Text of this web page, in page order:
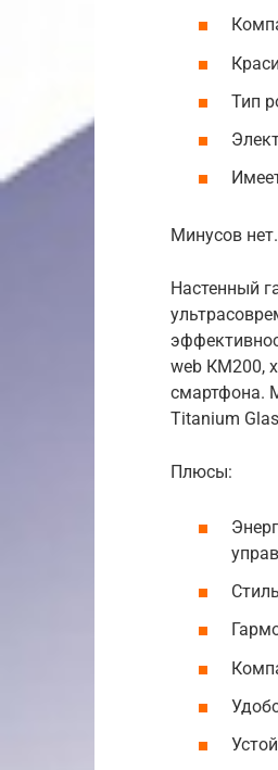
Тип
Минусов нет.
Настенный
web КМ200,
смартфона.
Titanium
Плюсы: